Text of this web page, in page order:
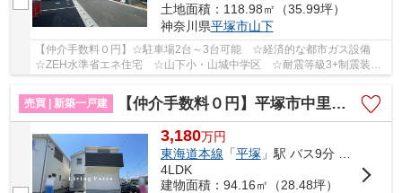
土地面積：118.98㎡（35.99坪）
神奈川県平塚市山下
【仲介手数料０円】☆駐車場2台～3台可能 ☆経済的な都市ガス設備
☆ZEH水準省エネ住宅 ☆山下小・山城中学区 ☆耐震等級3+制震装置
で地震に強い家 ☆コンビニ徒歩圏内♪ 【平塚市の新築...
売買 | 新築一戸建
【仲介手数料０円】平塚市中里第6 新築一戸建て 1号棟 全2棟
3,180万円
東海道本線 「平塚 」駅 バス9分 「上平塚」 停歩1分
4LDK
建物面積：94.16㎡（28.48坪）